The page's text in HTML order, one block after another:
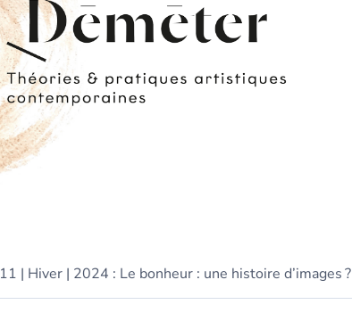
11 | Hiver | 2024 : Le bonheur : une histoire d’images ?